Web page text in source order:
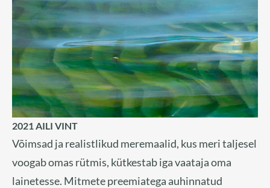
2021 AILI VINT
Võimsad ja realistlikud meremaalid, kus meri taljesel
voogab omas rütmis, kütkestab iga vaataja oma
lainetesse. Mitmete preemiatega auhinnatud